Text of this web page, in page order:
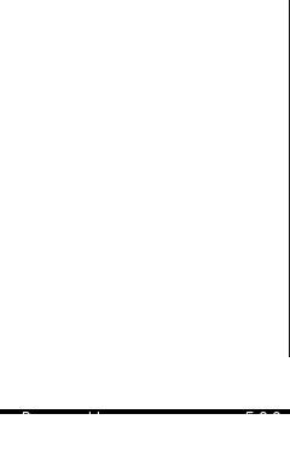
Powered byDimofinf CMSv5.0.0